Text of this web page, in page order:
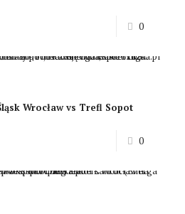
0
Wrocław vs Trefl Sopot
0